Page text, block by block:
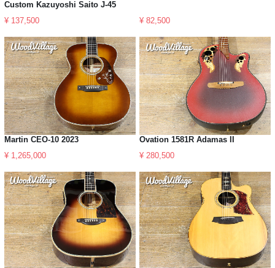
Custom Kazuyoshi Saito J-45
¥ 137,500 ¥ 82,500
Martin CEO-10 2023
¥ 1,265,000
Ovation 1581R Adamas II
¥ 280,500